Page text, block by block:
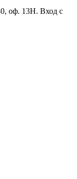
оф. 13Н. Вход с